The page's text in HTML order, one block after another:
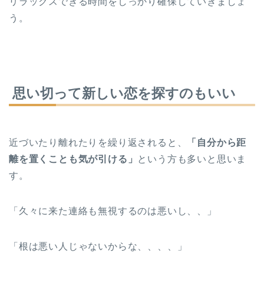
う。
思い切って新しい恋を探すのもいい
近づいたり離れたりを繰り返されると、
「自分から距
離を置くことも気が引ける」
という方も多いと思いま
す。
「久々に来た連絡も無視するのは悪いし、、」
「根は悪い人じゃないからな、、、、」